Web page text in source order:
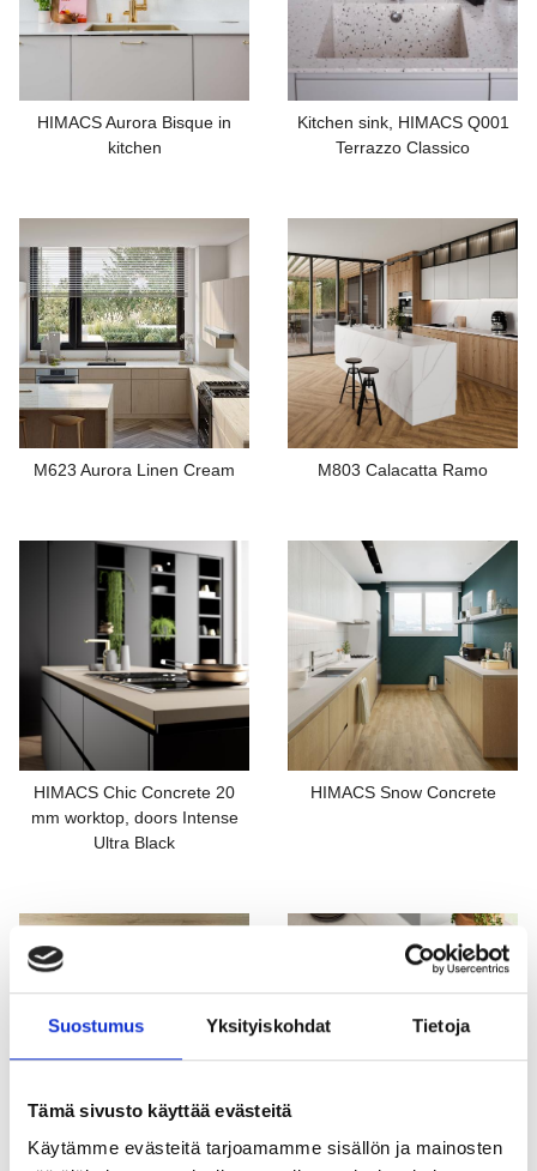
Suostumus Yksityiskohdat Tietoja
Tämä sivusto käyttää evästeitä
Käytämme evästeitä tarjoamamme sisällön ja mainosten
HIMACS Aurora Bisque in
kitchen
Kitchen sink, HIMACS Q001
Terrazzo Classico
M623 Aurora Linen Cream M803 Calacatta Ramo
HIMACS Chic Concrete 20
mm worktop, doors Intense
Ultra Black
HIMACS Snow Concrete